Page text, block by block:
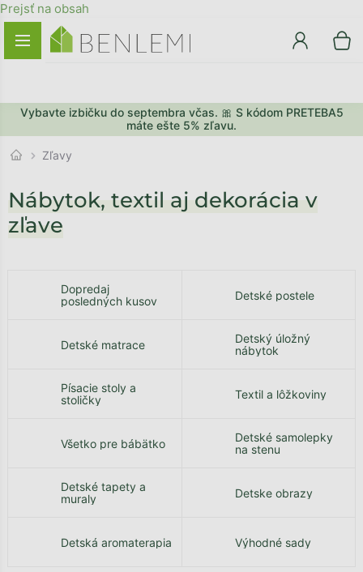
Prejsť na obsah
Vybavte izbičku do septembra včas. 🎀 S kódom PRETEBA5
máte ešte 5% zľavu.
Zľavy
Nábytok, textil aj dekorácia v
zľave
Dopredaj
posledných kusov
Detské postele
Detské matrace
Detský úložný
nábytok
Písacie stoly a
stoličky
Textil a lôžkoviny
Všetko pre bábätko
Detské samolepky
na stenu
Detské tapety a
muraly
Detske obrazy
Detská aromaterapia Výhodné sady
SPÄŤ DO OBCHODU PREJSŤ DO KOŠÍKA